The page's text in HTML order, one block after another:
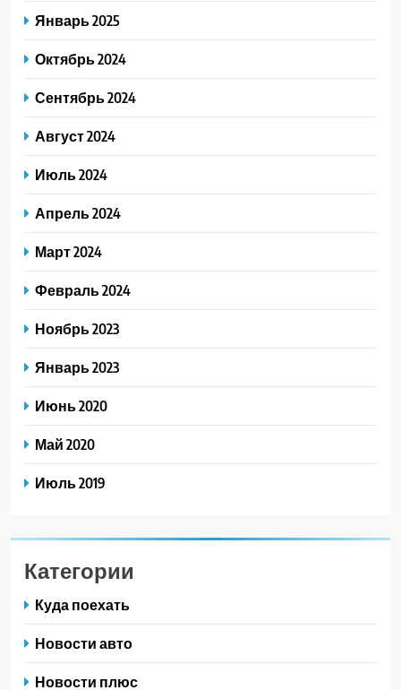
Январь 2025
Октябрь 2024
Сентябрь 2024
Август 2024
Июль 2024
Апрель 2024
Март 2024
Февраль 2024
Ноябрь 2023
Январь 2023
Июнь 2020
Май 2020
Июль 2019
Категории
Куда поехать
Новости авто
Новости плюс